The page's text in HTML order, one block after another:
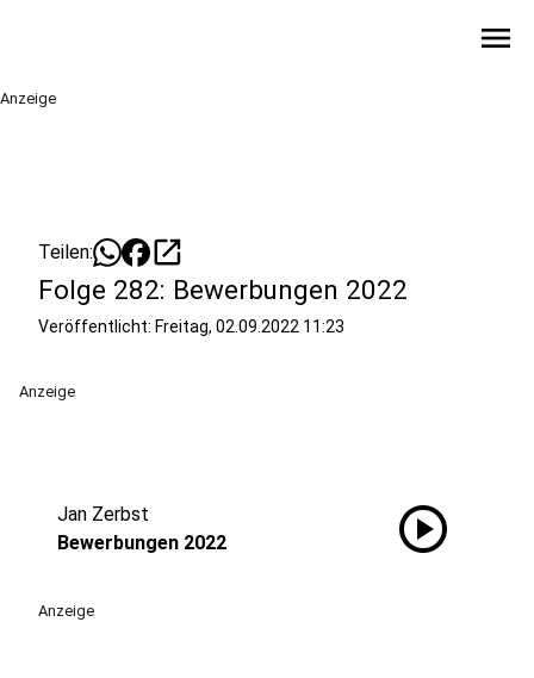
menu
Anzeige
Teilen: open_in_new
Folge 282: Bewerbungen 2022
Veröffentlicht: Freitag, 02.09.2022 11:23
Anzeige
Jan Zerbst
Bewerbungen 2022
play_circle
Anzeige